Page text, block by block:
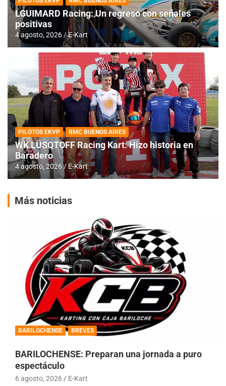
LGUIMARD Racing: Un regreso con señales
positivas
4 agosto, 2026 E-Kart
PILOTOS EKVP RMC BUENOS AIRES
WK LÜSQTOFF Racing Kart: Hizo historia en
Baradero
4 agosto, 2026 E-Kart
Más noticias
BARILOCHENSE BREVES
BARILOCHENSE: Preparan una jornada a puro
espectáculo
6 agosto, 2026 E-Kart